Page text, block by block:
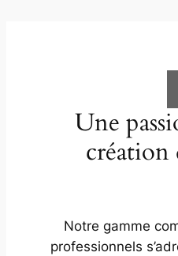
Une
création
Notre gamme
professionnels